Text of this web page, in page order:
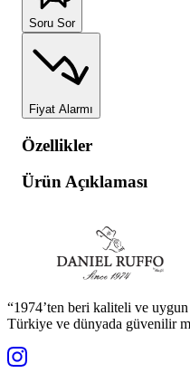
Soru Sor
Fiyat Alarmı
Özellikler
Ürün Açıklaması
“1974’ten beri kaliteli ve
Türkiye ve dünyada güvenilir